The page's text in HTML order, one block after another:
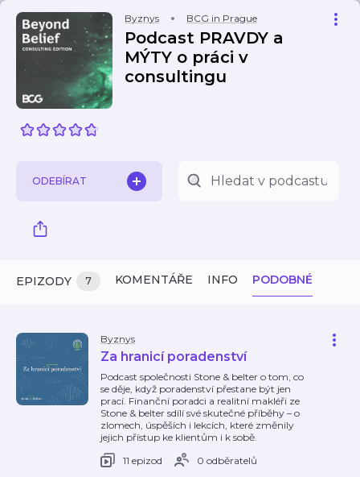
Byznys BCG in Prague
Podcast PRAVDY a
MÝTY o práci v
consultingu
ODEBÍRAT
EPIZODY 7 KOMENTÁŘE INFO PODOBNÉ
Byznys
Za hranicí poradenství
Podcast společnosti Stone & belter o tom, co
se děje, když poradenství přestane být jen
prací. Finanční poradci a realitní makléři ze
Stone & belter sdílí své skutečné příběhy – o
zlomech, úspěších i lekcích, které změnily
jejich přístup ke klientům i k sobě.
11 epizod
0 odběratelů